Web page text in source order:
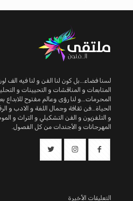
لسنا فضاء...بل كون لنا الفن و لنا فيه الف
المتابعات و المناقشات و التحيينات و
المحرمات...و لنا رؤى وعالم مفتوح للابداع
الحياة...فن ثقافة وجمال اللغة و الادب و
و التلفزيون و الفن التشكيلي و التراث و
المهرجانات و الأجندات من كل الفصول.
التعليقات الأخيرة